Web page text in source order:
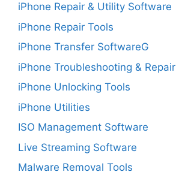
iPhone Repair & Utility Software
iPhone Repair Tools
iPhone Transfer SoftwareG
iPhone Troubleshooting & Repair
iPhone Unlocking Tools
iPhone Utilities
ISO Management Software
Live Streaming Software
Malware Removal Tools